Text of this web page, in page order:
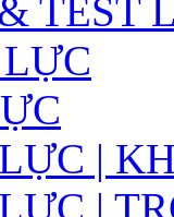
TEST
|